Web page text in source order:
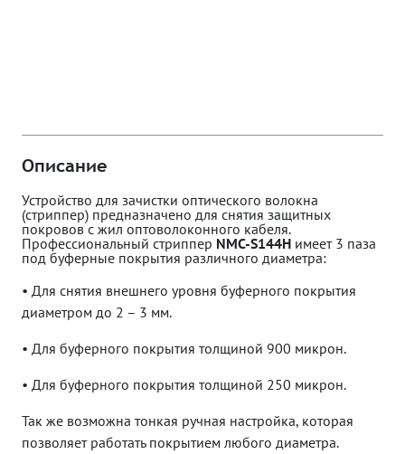
Описание
Устройство для зачистки оптического волокна
(стриппер) предназначено для снятия защитных
покровов с жил оптоволоконного кабеля.
Профессиональный стриппер NMC-S144H имеет 3 паза
под буферные покрытия различного диаметра:
• Для снятия внешнего уровня буферного покрытия
диаметром до 2 – 3 мм.
• Для буферного покрытия толщиной 900 микрон.
• Для буферного покрытия толщиной 250 микрон.
Так же возможна тонкая ручная настройка, которая
позволяет работать покрытием любого диаметра.